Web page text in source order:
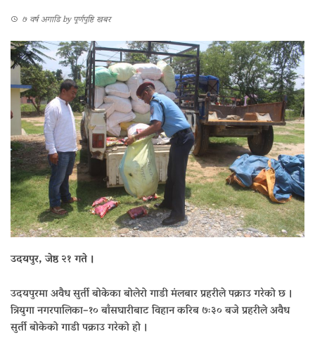
७ वर्ष अगाडिbyपूर्णपुष्टि खबर
उदयपुर, जेष्ठ २१ गते ।
उदयपुरमा अवैध सुर्ती बोकेका बोलेरो गाडी मंलबार प्रहरीले पक्राउ गरेको छ ।
त्रियुगा नगरपालिका–१० बाँसघारीबाट विहान करिब ७ः३० बजे प्रहरीले अवैध
सुर्ती बोकेको गाडी पक्राउ गरेको हो ।